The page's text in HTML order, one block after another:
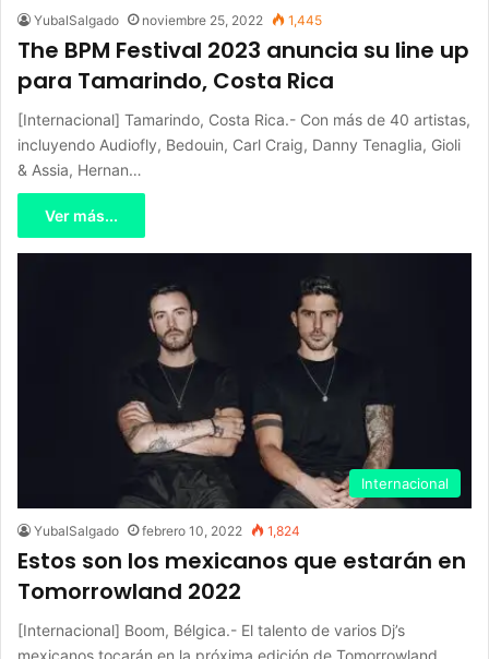
YubalSalgado noviembre 25, 2022 1,445
The BPM Festival 2023 anuncia su line up
para Tamarindo, Costa Rica
[Internacional] Tamarindo, Costa Rica.- Con más de 40 artistas,
incluyendo Audiofly, Bedouin, Carl Craig, Danny Tenaglia, Gioli
& Assia, Hernan…
Ver más...
Internacional
YubalSalgado febrero 10, 2022 1,824
Estos son los mexicanos que estarán en
Tomorrowland 2022
[Internacional] Boom, Bélgica.- El talento de varios Dj’s